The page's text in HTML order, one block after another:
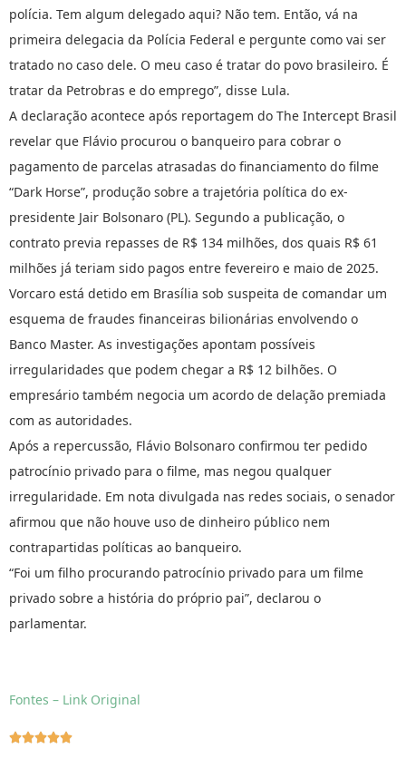
polícia. Tem algum delegado aqui? Não tem. Então, vá na
primeira delegacia da Polícia Federal e pergunte como vai ser
tratado no caso dele. O meu caso é tratar do povo brasileiro. É
tratar da Petrobras e do emprego”, disse Lula.
A declaração acontece após reportagem do The Intercept Brasil
revelar que Flávio procurou o banqueiro para cobrar o
pagamento de parcelas atrasadas do financiamento do filme
“Dark Horse”, produção sobre a trajetória política do ex-
presidente Jair Bolsonaro (PL). Segundo a publicação, o
contrato previa repasses de R$ 134 milhões, dos quais R$ 61
milhões já teriam sido pagos entre fevereiro e maio de 2025.
Vorcaro está detido em Brasília sob suspeita de comandar um
esquema de fraudes financeiras bilionárias envolvendo o
Banco Master. As investigações apontam possíveis
irregularidades que podem chegar a R$ 12 bilhões. O
empresário também negocia um acordo de delação premiada
com as autoridades.
Após a repercussão, Flávio Bolsonaro confirmou ter pedido
patrocínio privado para o filme, mas negou qualquer
irregularidade. Em nota divulgada nas redes sociais, o senador
afirmou que não houve uso de dinheiro público nem
contrapartidas políticas ao banqueiro.
“Foi um filho procurando patrocínio privado para um filme
privado sobre a história do próprio pai”, declarou o
parlamentar.
Fontes – Link Original
